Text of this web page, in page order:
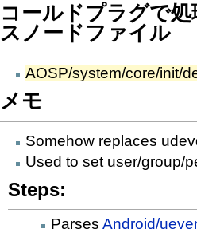
コールドプラグで
スノードファイル
AOSP/system/core/init/
メモ
Somehow replaces
Used to set user/group/
Steps:
ParsesAndroid/